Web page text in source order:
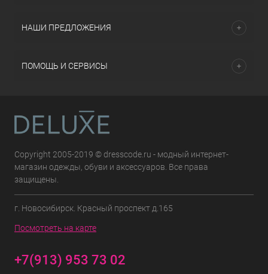
НАШИ ПРЕДЛОЖЕНИЯ
ПОМОЩЬ И СЕРВИСЫ
Copyright 2005-2019 © dresscode.ru - модный интернет-
магазин одежды, обуви и аксессуаров. Все права
защищены.
г. Новосибирск. Красный проспект д.165
Посмотреть на карте
+7(913) 953 73 02